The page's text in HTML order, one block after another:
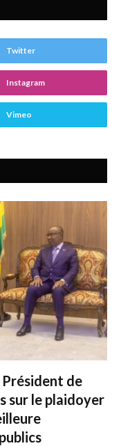
Twitter
Instagram
Vimeo
Président de
sur le plaidoyer